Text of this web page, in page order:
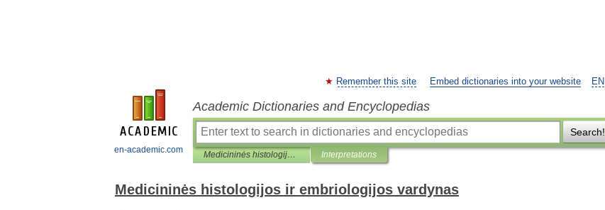
en-academic.com
EN
Remember this site Embed dictionaries into your website
Academic Dictionaries and Encyclopedias
Search!
Medicininės histologijos ir embriologijos vardynas Interpretations
Medicininės histologijos ir embriologijos vardynas